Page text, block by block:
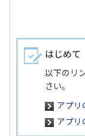
はじめて
以下のリ
さい。
アプリ
アプリ